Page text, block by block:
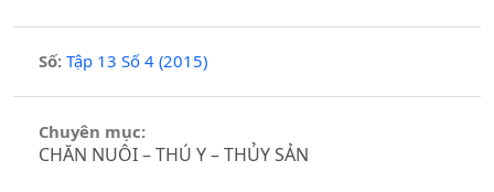
Số: Tập 13 Số 4 (2015)
Chuyên mục:
CHĂN NUÔI – THÚ Y – THỦY SẢN